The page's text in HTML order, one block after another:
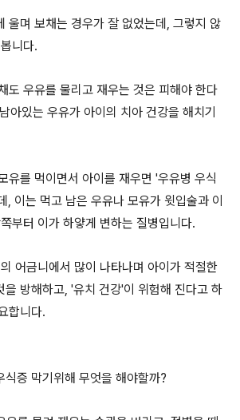
울며 보채는 경우가 잘 없었는데, 그렇지 않
니다.
도 우유를 물리고 재우는 것은 피해야 한다
아있는 우유가 아이의 치아 건강을 해치기
유를 먹이면서 아이를 재우면 '우유병 우식
, 이는 먹고 남은 우유나 모유가 윗입술과 이
부터 이가 하얗게 변하는 질병입니다.
어금니에서 많이 나타나며 아이가 적절한
을 방해하고, '유치 건강'이 위험해 진다고 하
합니다.
증 막기위해 무엇을 해야할까?